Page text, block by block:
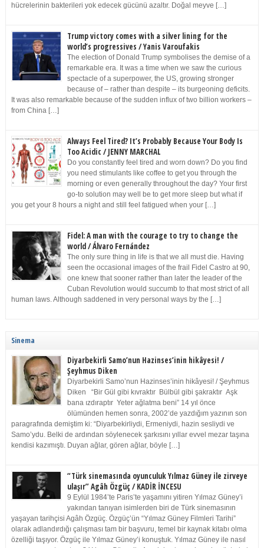
hücrelerinin bakterileri yok edecek gücünü azaltır. Doğal meyve […]
Trump victory comes with a silver lining for the
world’s progressives / Yanis Varoufakis
The election of Donald Trump symbolises the demise of a
remarkable era. It was a time when we saw the curious
spectacle of a superpower, the US, growing stronger
because of – rather than despite – its burgeoning deficits.
It was also remarkable because of the sudden influx of two billion workers –
from China […]
Always Feel Tired? It’s Probably Because Your Body Is
Too Acidic / JENNY MARCHAL
Do you constantly feel tired and worn down? Do you find
you need stimulants like coffee to get you through the
morning or even generally throughout the day? Your first
go-to solution may well be to get more sleep but what if
you get your 8 hours a night and still feel fatigued when your […]
Fidel: A man with the courage to try to change the
world / Álvaro Fernández
The only sure thing in life is that we all must die. Having
seen the occasional images of the frail Fidel Castro at 90,
one knew that sooner rather than later the leader of the
Cuban Revolution would succumb to that most strict of all
human laws. Although saddened in very personal ways by the […]
Sinema
Diyarbekirli Samo’nun Hazinses’inin hikâyesi! /
Şeyhmus Diken
Diyarbekirli Samo’nun Hazinses’inin hikâyesi! / Şeyhmus
Diken “Bir Gül gibi kıvraktır Bülbül gibi şakraktır Aşk
bana ızdıraptır Yeter ağlatma beni” 14 yıl önce
ölümünden hemen sonra, 2002’de yazdığım yazının son
paragrafında demiştim ki: “Diyarbekirliydi, Ermeniydi, hazin sesliydi ve
Samo’ydu. Belki de ardından söylenecek şarkısını yıllar evvel mezar taşına
kendisi kazımıştı. Duyan ağlar, gören ağlar, böyle […]
“Türk sinemasında oyunculuk Yılmaz Güney ile zirveye
ulaşır” Agâh Özgüç / KADİR İNCESU
9 Eylül 1984’te Paris’te yaşamını yitiren Yılmaz Güney’i
yakından tanıyan isimlerden biri de Türk sinemasının
yaşayan tarihçisi Agâh Özgüç. Özgüç’ün “Yılmaz Güney Filmleri Tarihi”
olarak adlandırdığı çalışması tam bir başvuru, temel bir kaynak kitabı olma
özelliği taşıyor. Özgüç ile Yılmaz Güney’i konuştuk. Yılmaz Güney ile nasıl